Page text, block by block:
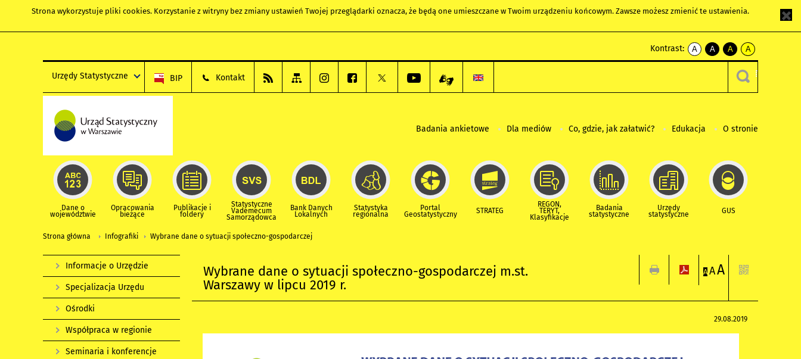
Strona wykorzystuje pliki cookies. Korzystanie z witryny bez zmiany ustawień Twojej przeglądarki oznacza, że będą one umieszczane w Twoim urządzeniu końcowym. Zawsze możesz zmienić te ustawienia.
Kontrast:
A
kontrast
A
kontrast
czarnym
A
kontrast
żółty
tekst
czarnym
A
kontrast
czarny
tekst
żółtym
Urzędy Statystyczne BIP Kontakt
Badania ankietowe Dla mediów Co, gdzie, jak załatwić? Edukacja O stronie
Dane o
województwie
Opracowania
bieżące
Publikacje i
foldery
Statystyczne
Vademecum
Samorządowca
Bank Danych
Lokalnych
Statystyka
regionalna
Portal
Geostatystyczny STRATEG
REGON,
TERYT,
Klasyfikacje
Badania
statystyczne
Urzędy
statystyczne GUS
Strona główna Infografiki Wybrane dane o sytuacji społeczno-gospodarczej
Wybrane dane o sytuacji społeczno-gospodarczej m.st.
Warszawy w lipcu 2019 r.
A AA
29.08.2019
Informacje o Urzędzie
Specjalizacja Urzędu
Ośrodki
Współpraca w regionie
Seminaria i konferencje